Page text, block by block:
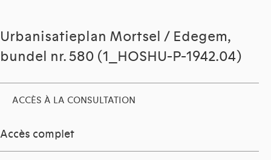
Urbanisatieplan Mortsel / Edegem,
bundel nr. 580 (1_HOSHU-P-1942.04)
ACCÈS À LA CONSULTATION
Accès complet